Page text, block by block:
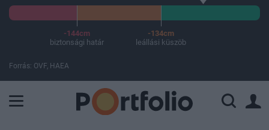
-144cm
biztonsági határ
-134cm
leállási küszöb
Forrás: OVF, HAEA